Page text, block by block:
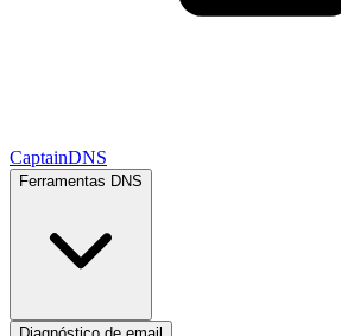
CaptainDNS
Ferramentas DNS